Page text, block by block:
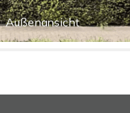
Außenansicht